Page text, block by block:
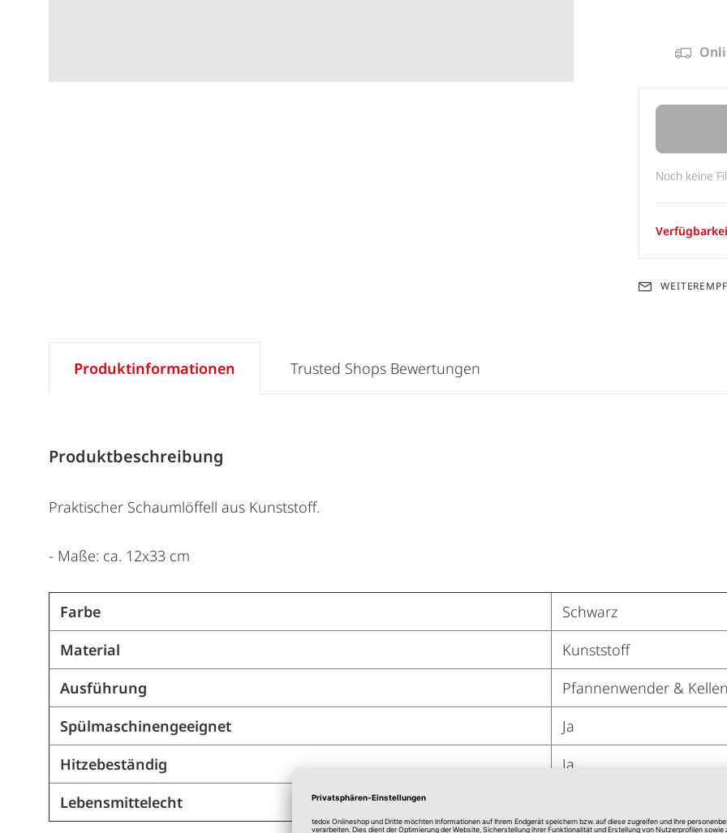
Noch keine
Produktinformationen
Produktbeschreibung
Praktischer Schaumlöffell aus Kunststoff.
- Maße: ca. 12x33 cm
Farbe
Schwarz
Material
Kunststoff
Ausführung
Pfannenwender &
Spülmaschinengeeignet
Ja
Hitzebeständig
Ja
Lebensmittelecht
Trusted Shops Bewertungen